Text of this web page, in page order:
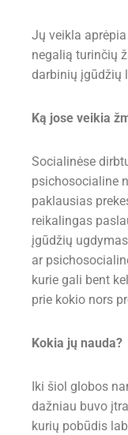
Jų veikla
negalią turinčių
darbinių įgūdžių
Ką jose veikia
Socialinėse
psichosocialine
paklausias
reikalingas
įgūdžių
ar
kurie gali bent
prie kokio nors
Kokia jų nauda?
Iki šiol globos
dažniau buvo
kurių pobūdis